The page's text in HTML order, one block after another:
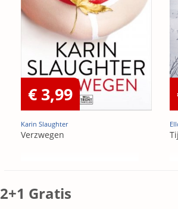
€ 3,99
Karin Slaughter
Verzwegen
2+1 Gratis